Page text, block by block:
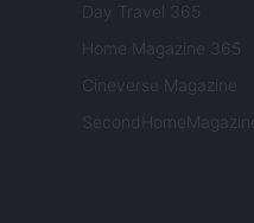
Day Travel 365
Home Magazine 365
Cineverse Magazine
SecondHomeMagazine